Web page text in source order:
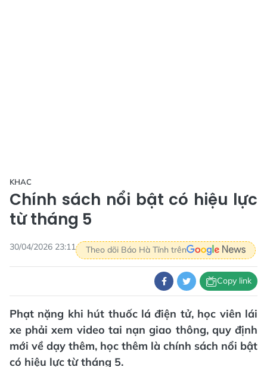
KHAC
Chính sách nổi bật có hiệu lực
từ tháng 5
30/04/2026 23:11 Theo dõi Báo Hà Tĩnh trên
Copy link
Phạt nặng khi hút thuốc lá điện tử, học viên lái
xe phải xem video tai nạn giao thông, quy định
mới về dạy thêm, học thêm là chính sách nổi bật
có hiệu lực từ tháng 5.